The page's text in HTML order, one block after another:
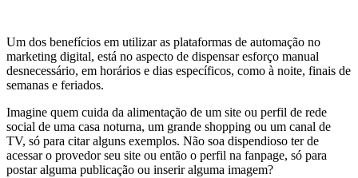
Um dos benefícios em utilizar as plataformas de automação no
marketing digital, está no aspecto de dispensar esforço manual
desnecessário, em horários e dias específicos, como à noite, finais de
semanas e feriados.
Imagine quem cuida da alimentação de um site ou perfil de rede
social de uma casa noturna, um grande shopping ou um canal de
TV, só para citar alguns exemplos. Não soa dispendioso ter de
acessar o provedor seu site ou então o perfil na fanpage, só para
postar alguma publicação ou inserir alguma imagem?